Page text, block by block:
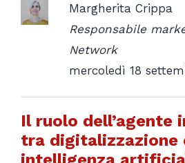
Margherita Crippa
Responsabile
Network
mercoledì 18
Il ruolo dell’agente
tra digitalizzazione